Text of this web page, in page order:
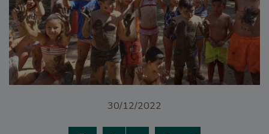
30/12/2022